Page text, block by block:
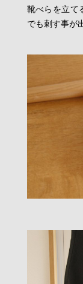
靴べらを立て
でも刺す事が